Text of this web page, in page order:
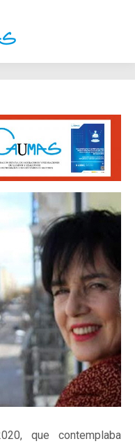
que contemplaba